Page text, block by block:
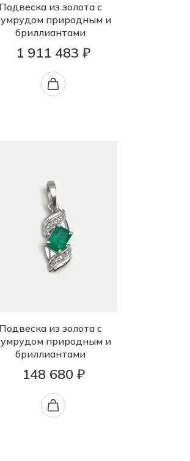
Подвеска из золота с
природным и
бриллиантами
1 911 483 ₽
Подвеска из золота с
природным и
бриллиантами
148 680 ₽